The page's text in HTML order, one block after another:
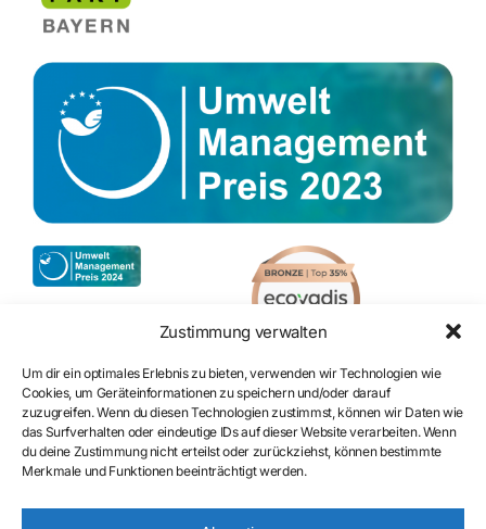
Zustimmung verwalten
Um dir ein optimales Erlebnis zu bieten, verwenden wir Technologien wie
Cookies, um Geräteinformationen zu speichern und/oder darauf
zuzugreifen. Wenn du diesen Technologien zustimmst, können wir Daten wie
das Surfverhalten oder eindeutige IDs auf dieser Website verarbeiten. Wenn
du deine Zustimmung nicht erteilst oder zurückziehst, können bestimmte
Merkmale und Funktionen beeinträchtigt werden.
Zertifizierung